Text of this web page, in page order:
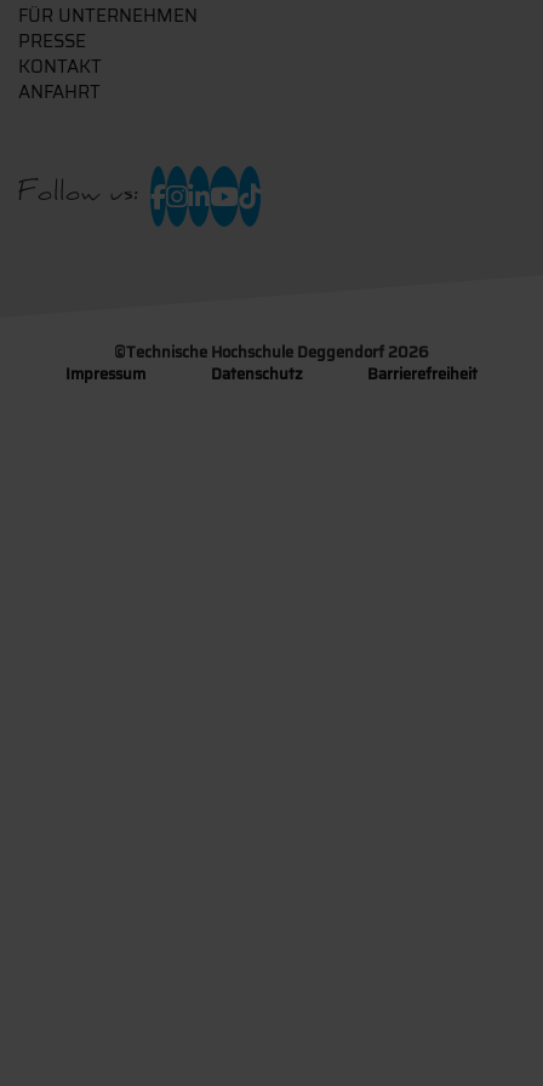
FÜR UNTERNEHMEN
PRESSE
KONTAKT
ANFAHRT
Follow us:
©Technische Hochschule Deggendorf 2026
Impressum
Datenschutz Barrierefreiheit